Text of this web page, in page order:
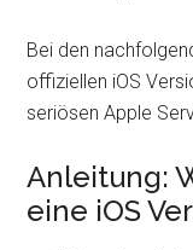
Bei den
offiziellen iOS
seriösen Apple
Anleitung:
eine iOS